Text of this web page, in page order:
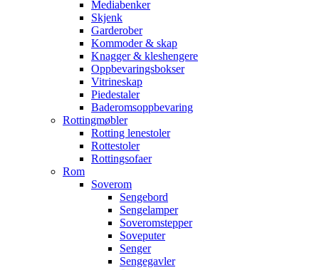
Mediabenker
Skjenk
Garderober
Kommoder & skap
Knagger & kleshengere
Oppbevaringsbokser
Vitrineskap
Piedestaler
Baderomsoppbevaring
Rottingmøbler
Rotting lenestoler
Rottestoler
Rottingsofaer
Rom
Soverom
Sengebord
Sengelamper
Soveromstepper
Soveputer
Senger
Sengegavler